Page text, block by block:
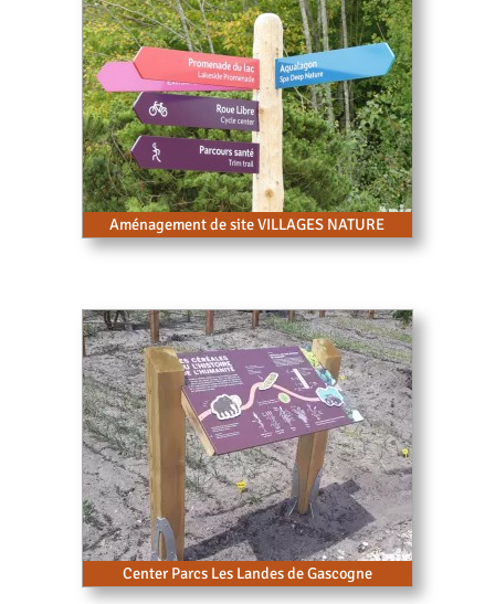
Aménagement de site VILLAGES NATURE
Center Parcs Les Landes de Gascogne